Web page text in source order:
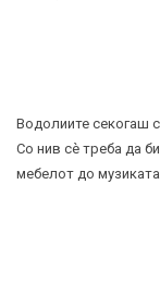
Водолиите секогаш
Со нив сè треба да
мебелот до